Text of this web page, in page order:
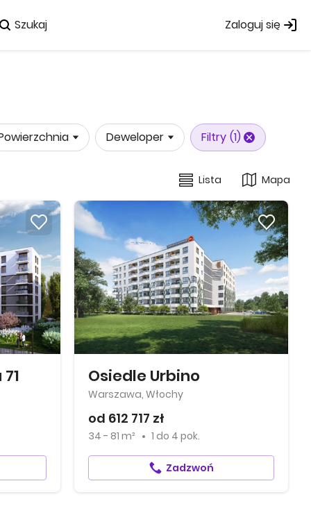
Szukaj Zaloguj się
Deweloper Filtry (1)
Lista Mapa
Osiedle Urbino
Warszawa, Włochy
od 612 717 zł
34 - 81 m² 1 do 4 pok.
Zadzwoń